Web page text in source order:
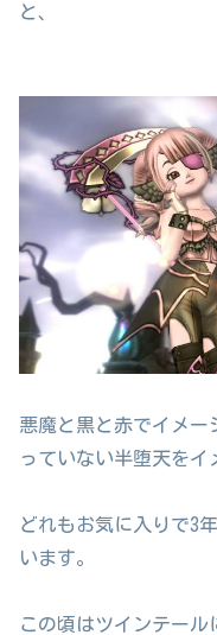
と、
悪魔と黒と赤でイメー
っていない半堕天をイ
どれもお気に入りで3
います。
この頃はツインテー